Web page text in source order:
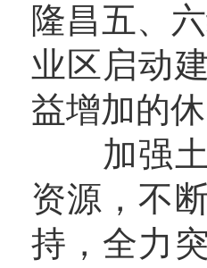
隆昌五、
业区启动
益增加的
加强土
资源，不
持，全力